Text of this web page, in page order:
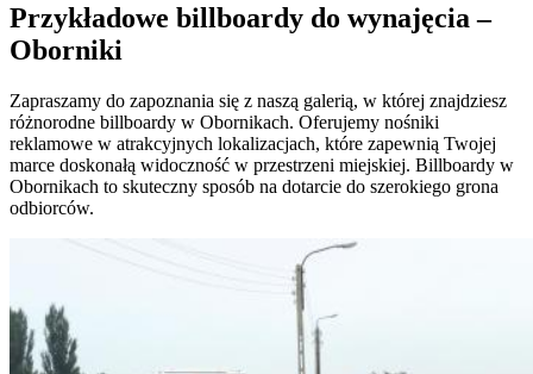
Przykładowe billboardy do wynajęcia –
Oborniki
Zapraszamy do zapoznania się z naszą galerią, w której znajdziesz
różnorodne billboardy w Obornikach. Oferujemy nośniki
reklamowe w atrakcyjnych lokalizacjach, które zapewnią Twojej
marce doskonałą widoczność w przestrzeni miejskiej. Billboardy w
Obornikach to skuteczny sposób na dotarcie do szerokiego grona
odbiorców.